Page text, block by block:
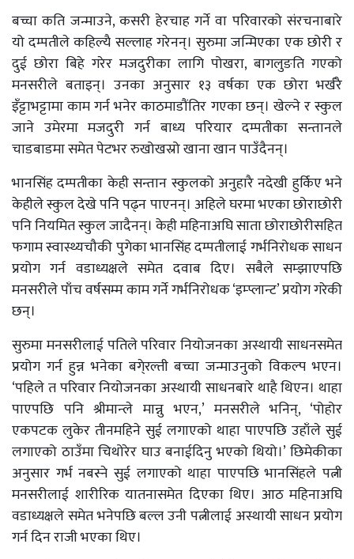
बच्चा कति जन्माउने, कसरी हेरचाह गर्ने वा परिवारको संरचनाबारे
यो दम्पतीले कहिल्यै सल्लाह गरेनन्। सुरुमा जन्मिएका एक छोरी र
दुई छोरा बिहे गरेर मजदुरीका लागि पोखरा, बागलुङति गएको
मनसरीले बताइन्। उनका अनुसार १३ वर्षका एक छोरा भर्खरै
इँट्टाभट्टामा काम गर्न भनेर काठमाडौंतिर गएका छन्। खेल्ने र स्कुल
जाने उमेरमा मजदुरी गर्न बाध्य परियार दम्पतीका सन्तानले
चाडबाडमा समेत पेटभर रुखोखस्रो खाना खान पाउँदैनन्।
भानसिंह दम्पतीका केही सन्तान स्कुलको अनुहारै नदेखी हुर्किए भने
केहीले स्कुल देखे पनि पढ्न पाएनन्। अहिले घरमा भएका छोराछोरी
पनि नियमित स्कुल जादैनन्। केही महिनाअघि साता छोराछोरीसहित
फगाम स्वास्थ्यचौकी पुगेका भानसिंह दम्पतीलाई गर्भनिरोधक साधन
प्रयोग गर्न वडाध्यक्षले समेत दवाब दिए। सबैले सम्झाएपछि
मनसरीले पाँच वर्षसम्म काम गर्ने गर्भनिरोधक ‘इम्प्लान्ट’ प्रयोग गरेकी
छन्।
सुरुमा मनसरीलाई पतिले परिवार नियोजनका अस्थायी साधनसमेत
प्रयोग गर्न हुन्न भनेका बगे्रल्ती बच्चा जन्माउनुको विकल्प भएन।
‘पहिले त परिवार नियोजनका अस्थायी साधनबारे थाहै थिएन। थाहा
पाएपछि पनि श्रीमान्ले मान्नु भएन,’ मनसरीले भनिन्, ‘पोहोर
एकपटक लुकेर तीनमहिने सुई लगाएको थाहा पाएपछि उहाँले सुई
लगाएको ठाउँमा चिथोरेर घाउ बनाईदिनु भएको थियो।’ छिमेकीका
अनुसार गर्भ नबस्ने सुई लगाएको थाहा पाएपछि भानसिंहले पत्नी
मनसरीलाई शारीरिक यातनासमेत दिएका थिए। आठ महिनाअघि
वडाध्यक्षले समेत भनेपछि बल्ल उनी पत्नीलाई अस्थायी साधन प्रयोग
गर्न दिन राजी भएका थिए।